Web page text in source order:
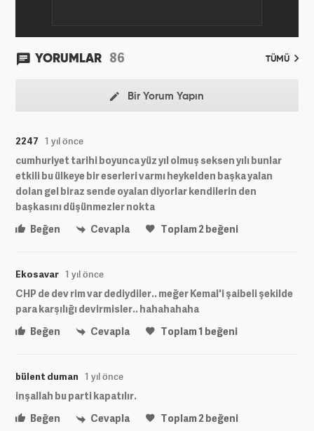
YORUMLAR 86 TÜMÜ
Bir Yorum Yapın
2247 1 yıl önce
cumhuriyet tarihi boyunca yüz yıl olmuş seksen yılı bunlar
etkili bu ülkeye bir eserleri varmı heykelden başka yalan
dolan gel biraz sende oyalan diyorlar kendilerin den
başkasını düşünmezler nokta
Beğen
Cevapla Toplam2 beğeni
Ekosavar 1 yıl önce
CHP de dev rim var dediydiler.. meğer Kemal'i şaibeli şekilde
para karşılığı devirmisler.. hahahahaha
Beğen
Cevapla Toplam1 beğeni
bülent duman 1 yıl önce
inşallah bu parti kapatılır.
Beğen
Cevapla Toplam2beğeni